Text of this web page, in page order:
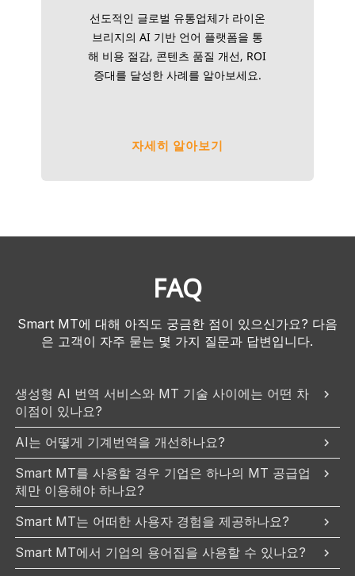
선도적인 글로벌 유통업체가 라이온
브리지의 AI 기반 언어 플랫폼을 통
해 비용 절감, 콘텐츠 품질 개선, ROI
증대를 달성한 사례를 알아보세요.
자세히 알아보기
FAQ
Smart MT에 대해 아직도 궁금한 점이 있으신가요? 다음
은 고객이 자주 묻는 몇 가지 질문과 답변입니다.
생성형 AI 번역 서비스와 MT 기술 사이에는 어떤 차
이점이 있나요?
AI는 어떻게 기계번역을 개선하나요?
Smart MT를 사용할 경우 기업은 하나의 MT 공급업
체만 이용해야 하나요?
Smart MT는 어떠한 사용자 경험을 제공하나요?
Smart MT에서 기업의 용어집을 사용할 수 있나요?